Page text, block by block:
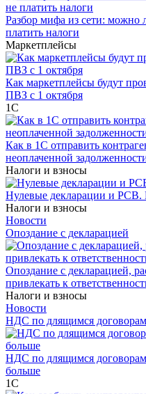
Разбор мифа из сети: можно
платить налоги
Маркетплейсы
Как маркетплейсы будут
ПВЗ с 1 октября
1С
Как в 1С отправить
неоплаченной
Налоги и взносы
Нулевые декларации и РСВ.
Налоги и взносы
Новости
Опоздание с декларацией
Опоздание с декларацией,
привлекать к
Налоги и взносы
Новости
НДС по длящимся договорам
НДС по длящимся договорам:
больше
1С